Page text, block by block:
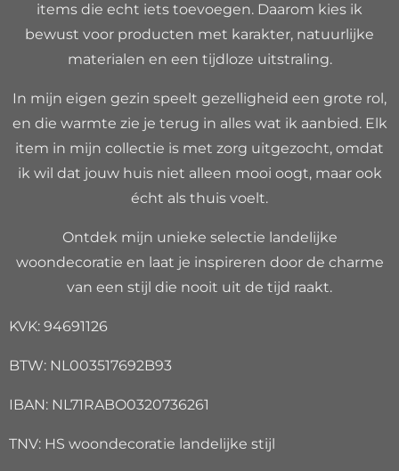
items die echt iets toevoegen. Daarom kies ik
bewust voor producten met karakter, natuurlijke
materialen en een tijdloze uitstraling.
In mijn eigen gezin speelt gezelligheid een grote rol,
en die warmte zie je terug in alles wat ik aanbied. Elk
item in mijn collectie is met zorg uitgezocht, omdat
ik wil dat jouw huis niet alleen mooi oogt, maar ook
écht als thuis voelt.
Ontdek mijn unieke selectie landelijke
woondecoratie en laat je inspireren door de charme
van een stijl die nooit uit de tijd raakt.
KVK: 94691126
BTW: NL003517692B93
IBAN: NL71RABO0320736261
TNV: HS woondecoratie landelijke stijl